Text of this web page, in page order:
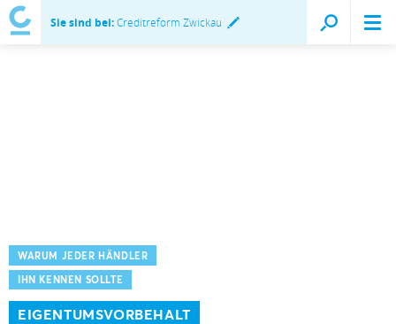
Sie sind bei:Creditreform Zwickau
WARUM JEDER HÄNDLER
IHN KENNEN SOLLTE
EIGENTUMSVORBEHALT